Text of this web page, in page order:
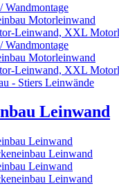
Wandmontage
Motorleinwand
Leinwand, XXL
Wandmontage
Motorleinwand
Leinwand, XXL
Leinwand
Leinwand
Leinwand
Leinwand
Leinwand